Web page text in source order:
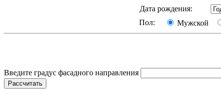
Дата рождения:
Пол:
Мужской
Введите градус фасадного направления
Рассчитать